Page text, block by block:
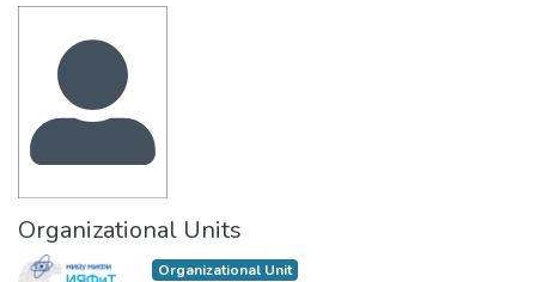
Organizational Units
Organizational Unit